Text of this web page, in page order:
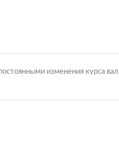
изменения курса